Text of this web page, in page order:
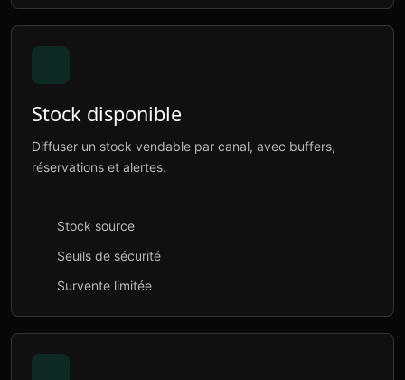
Stock disponible
Diffuser un stock vendable par canal, avec buffers,
réservations et alertes.
Stock source
Seuils de sécurité
Survente limitée